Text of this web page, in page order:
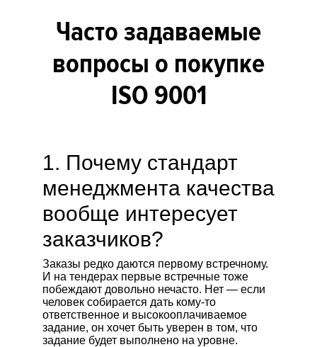
Часто задаваемые
вопросы о покупке
ISO 9001
1. Почему стандарт
менеджмента качества
вообще интересует
заказчиков?
Заказы редко даются первому встречному.
И на тендерах первые встречные тоже
побеждают довольно нечасто. Нет — если
человек собирается дать кому-то
ответственное и высокооплачиваемое
задание, он хочет быть уверен в том, что
задание будет выполнено на уровне.